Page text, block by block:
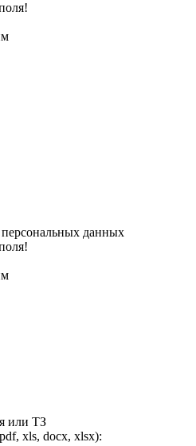
персональных данных
или ТЗ
xls, docx, xlsx):